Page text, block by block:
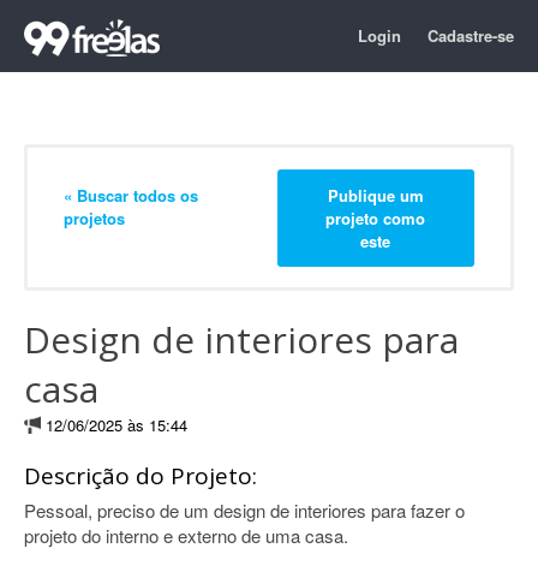
Login Cadastre-se
« Buscar todos os
projetos
Publique um
projeto como
este
Design de interiores para
casa
12/06/2025 às 15:44
Descrição do Projeto:
Pessoal, preciso de um design de interiores para fazer o
projeto do interno e externo de uma casa.